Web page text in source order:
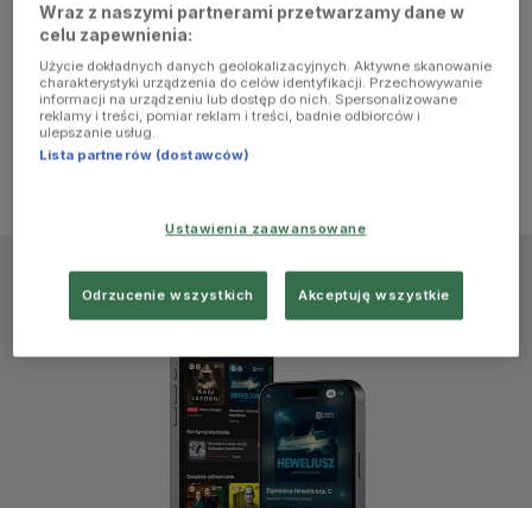
console for
more
information)
Wraz z naszymi partnerami przetwarzamy dane w
celu zapewnienia:
Użycie dokładnych danych geolokalizacyjnych. Aktywne skanowanie
charakterystyki urządzenia do celów identyfikacji. Przechowywanie
informacji na urządzeniu lub dostęp do nich. Spersonalizowane
reklamy i treści, pomiar reklam i treści, badnie odbiorców i
ulepszanie usług.
Lista partnerów (dostawców)
Ustawienia zaawansowane
Odrzucenie wszystkich Akceptuję wszystkie